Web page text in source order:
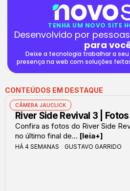
TENHA UM NOVO SITE
Desenvolvido por
para
Deixe a tecnologia trabalhar a
presença na web com soluções
CONTEÚDOS EM DESTAQUE
CÂMERA JAUCLICK
River Side Revival 3 | Fotos
Confira as fotos do River Side
no último final de... [leia+]
HÁ 4 SEMANAS GUSTAVO GARRIDO